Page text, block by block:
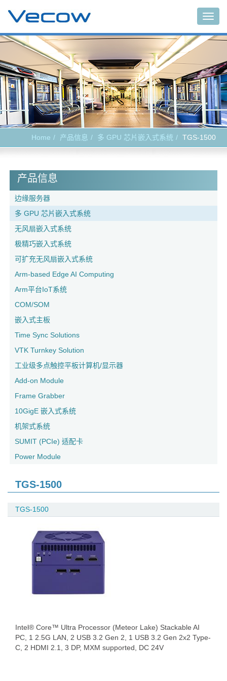
Home 产品信息 多 GPU 芯片嵌入式系统 TGS-1500
产品信息
边缘服务器
多 GPU 芯片嵌入式系统
无风扇嵌入式系统
极精巧嵌入式系统
可扩充无风扇嵌入式系统
Arm-based Edge AI Computing
Arm平台IoT系统
COM/SOM
嵌入式主板
Time Sync Solutions
VTK Turnkey Solution
工业级多点触控平板计算机/显示器
Add-on Module
Frame Grabber
10GigE 嵌入式系统
机架式系统
SUMIT (PCIe) 适配卡
Power Module
TGS-1500
TGS-1500
Intel® Core™ Ultra Processor (Meteor Lake) Stackable AI
PC, 1 2.5G LAN, 2 USB 3.2 Gen 2, 1 USB 3.2 Gen 2x2 Type-
C, 2 HDMI 2.1, 3 DP, MXM supported, DC 24V